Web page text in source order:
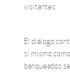
visitantes.
El diálogo
sí mismo
banqueados